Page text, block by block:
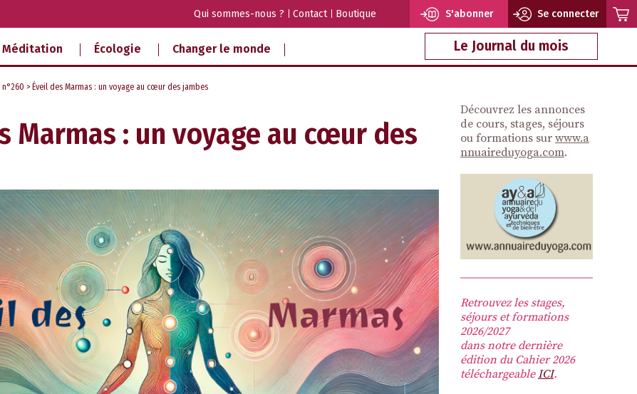
Qui sommes-nous ? Contact Boutique S'abonner Se connecter
Méditation Écologie Changer le monde Le Journal du mois
n°260 > Éveil des Marmas : un voyage au cœur des jambes
Marmas : un voyage au cœur des
Découvrez les annonces
de cours, stages, séjours
ou formations sur www.a
nnuaireduyoga.com.
Retrouvez les stages,
séjours et formations
2026/2027
dans notre dernière
édition du Cahier 2026
téléchargeableICI.